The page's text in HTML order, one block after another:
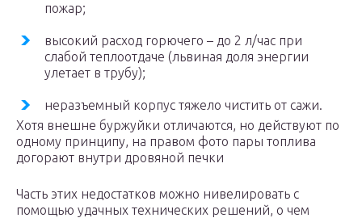
пожар;
высокий расход горючего – до 2 л/час при
слабой теплоотдаче (львиная доля энергии
улетает в трубу);
неразъемный корпус тяжело чистить от сажи.
Хотя внешне буржуйки отличаются, но действуют по
одному принципу, на правом фото пары топлива
догорают внутри дровяной печки
Часть этих недостатков можно нивелировать с
помощью удачных технических решений, о чем